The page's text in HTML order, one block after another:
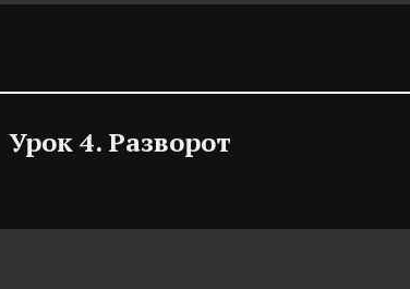
Урок 4. Разворот